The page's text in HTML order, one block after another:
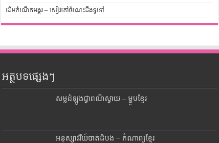
ដើមកំណើតអង្គរ – សៀវភៅចំណេះដឹងទូទៅ
អត្ថបទផ្សេងៗ
សម្លដំឡូងជ្វាពណ៏ស្វាយ – ម្ហូបខ្មែរ
អនុស្សាវរីយ៍បាត់ដំបង – កំណាព្យខ្មែរ